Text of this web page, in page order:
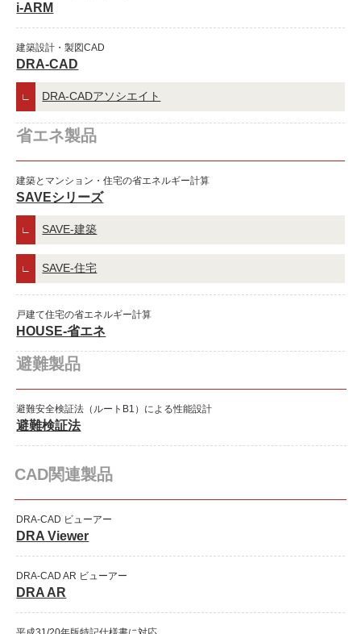
i-ARM
建築設計・製図CAD
DRA-CAD
DRA-CADアソシエイト
省エネ製品
建築とマンション・住宅の省エネルギー計算
SAVEシリーズ
SAVE-建築
SAVE-住宅
戸建て住宅の省エネルギー計算
HOUSE-省エネ
避難製品
避難安全検証法（ルートB1）による性能設計
避難検証法
CAD関連製品
DRA-CAD ビューアー
DRA Viewer
DRA-CAD AR ビューアー
DRA AR